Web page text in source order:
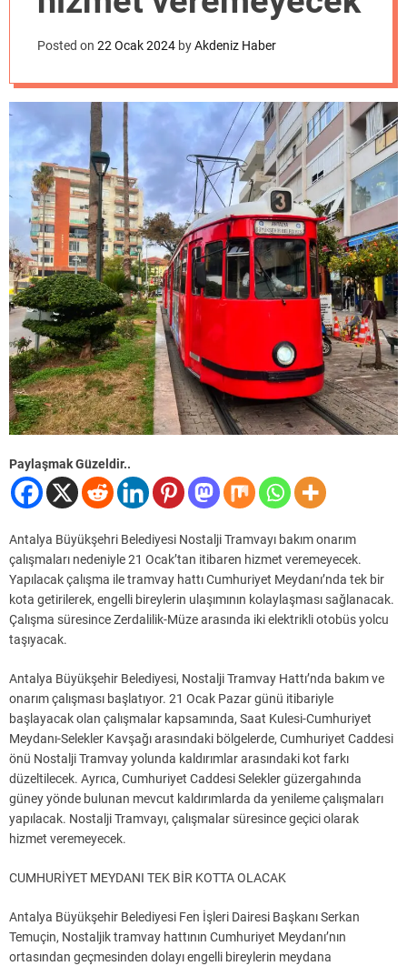
Posted on 22 Ocak 2024 byAkdeniz Haber
Paylaşmak Güzeldir..
Antalya Büyükşehri Belediyesi Nostalji Tramvayı bakım onarım
çalışmaları nedeniyle 21 Ocak’tan itibaren hizmet veremeyecek.
Yapılacak çalışma ile tramvay hattı Cumhuriyet Meydanı’nda tek bir
kota getirilerek, engelli bireylerin ulaşımının kolaylaşması sağlanacak.
Çalışma süresince Zerdalilik-Müze arasında iki elektrikli otobüs yolcu
taşıyacak.
Antalya Büyükşehir Belediyesi, Nostalji Tramvay Hattı’nda bakım ve
onarım çalışması başlatıyor. 21 Ocak Pazar günü itibariyle
başlayacak olan çalışmalar kapsamında, Saat Kulesi-Cumhuriyet
Meydanı-Selekler Kavşağı arasındaki bölgelerde, Cumhuriyet Caddesi
önü Nostalji Tramvay yolunda kaldırımlar arasındaki kot farkı
düzeltilecek. Ayrıca, Cumhuriyet Caddesi Selekler güzergahında
güney yönde bulunan mevcut kaldırımlarda da yenileme çalışmaları
yapılacak. Nostalji Tramvayı, çalışmalar süresince geçici olarak
hizmet veremeyecek.
CUMHURİYET MEYDANI TEK BİR KOTTA OLACAK
Antalya Büyükşehir Belediyesi Fen İşleri Dairesi Başkanı Serkan
Temuçin, Nostaljik tramvay hattının Cumhuriyet Meydanı’nın
ortasından geçmesinden dolayı engelli bireylerin meydana